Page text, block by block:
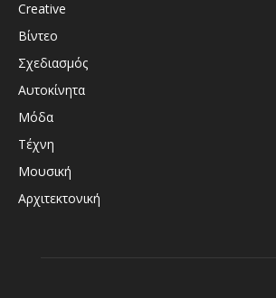
Creative
Βίντεο
Σχεδιασμός
Αυτοκίνητα
Μόδα
Τέχνη
Μουσική
Αρχιτεκτονική